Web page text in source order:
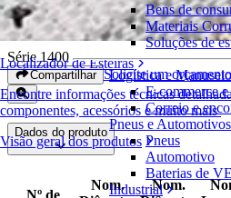
Localizador de Esteiras
Encontre informações técnicas
componentes, acessórios e muito mais
Visão geral dos produtos
Bens de
Materiais
Soluções de
Logística e
E-commerce
Correio e
Pneus e Automotivos
Pneus
Automotivo
Baterias de VE
Industrial
Engrenagens em
Série 1400
Compartilhar Solicite um orçamento
Dados do produto
Nom.
Nom.